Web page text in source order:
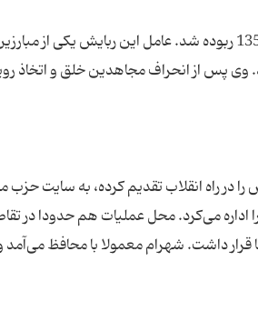
فرزند اشرف پهلوی در سال 1350 ربوده شد. عامل این
در راه انقلاب تقدیم کرده، به سایت
می‌کرد. محل عملیات هم حدودا در